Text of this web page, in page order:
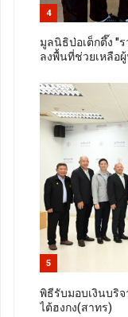
4
มูลนิธิป่อเต็กตึ๊ง "
ลงพื้นที่ช่วยเหลือ
5
พิธีรับมอบเงินบริจ
ไต้ฮงกง(สาทร)